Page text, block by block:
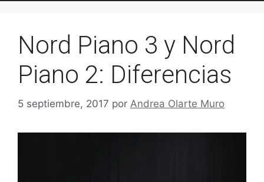
Nord Piano 3 y Nord
Piano 2: Diferencias
5 septiembre, 2017 por Andrea Olarte Muro